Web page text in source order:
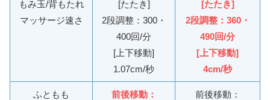
もみ玉/背もたれ
マッサージ速さ
[たたき]
2段調整：300・
400回/分
[上下移動]
1.07cm/秒
[たたき]
2段調整：360・
490回/分
[上下移動]
4cm/秒
ふともも
前後移動：
前後移動：